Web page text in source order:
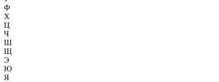
Ф
Х
Ц
Ч
Ш
Щ
Э
Ю
Я